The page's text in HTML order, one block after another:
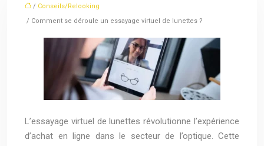
/ Conseils/Relooking
/ Comment se déroule un essayage virtuel de lunettes ?
L’essayage virtuel de lunettes révolutionne l’expérience
d’achat en ligne dans le secteur de l’optique. Cette